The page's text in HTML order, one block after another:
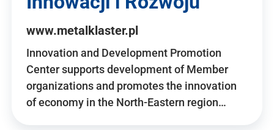
www.metalklaster.pl
Innovation and Development Promotion
Center supports development of Member
organizations and promotes the innovation
of economy in the North-Eastern region…